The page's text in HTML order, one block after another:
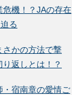
機！？JAの存在
る
さかの方法で撃
返しとは！？
・宿南章の愛情ご